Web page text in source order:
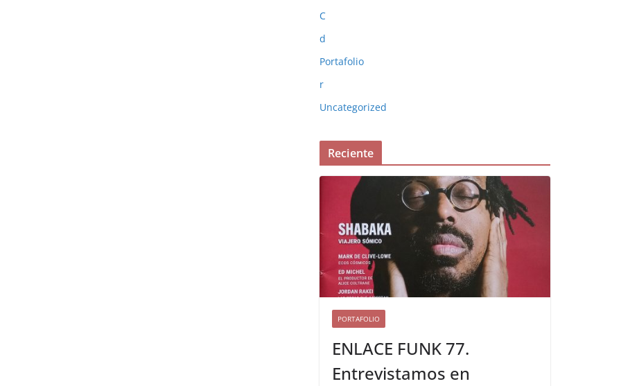
C
d
Portafolio
r
Uncategorized
Reciente
PORTAFOLIO
ENLACE FUNK 77.
Entrevistamos en